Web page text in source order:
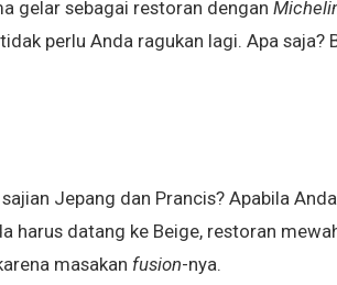
gelar sebagai restoran dengan
perlu Anda ragukan lagi. Apa saja?
Jepang dan Prancis? Apabila
harus datang ke Beige, restoran
masakan fusion-nya.